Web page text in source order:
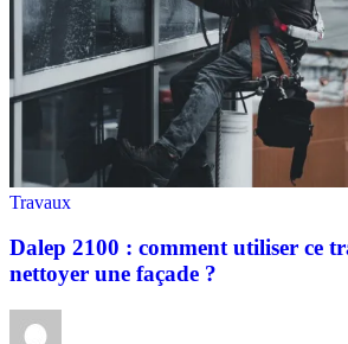
Travaux
Dalep 2100 : comment utiliser ce
nettoyer une façade ?